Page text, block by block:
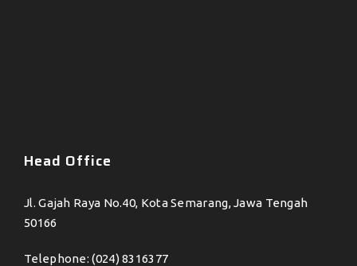
Head Office
Jl. Gajah Raya No.40, Kota Semarang, Jawa Tengah
50166
Telephone: (024) 8316377